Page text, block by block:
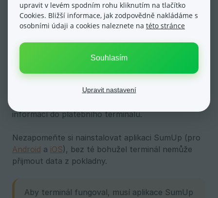
pokladen v editaci či existující poklady či při přidání
nové do boxůApp ID (= Application ID) a Affilate
v části Platební terminál SumUp:
Po uložení zavřete pokladnu a následně ji znovu
otevřete. Pokud při dokončování objednávky
kliknete na platbu kartou, zobrazí se velké tlačítko
informací do platebního terminálu.
Nezapomeňte si nainstalovat aplikaci SumUp (pro
Android a iOS), bez té bohužel terminál nemůže
přijmout data z pokladny.
Aby terminál fungoval, musí aplikace SumUp
upravit v levém spodním rohu kliknutím na tlačítko
Cookies. Bližší informace, jak zodpovědně nakládáme s
osobními údaji a cookies naleznete na této stránce
Souhlasím
Upravit nastavení